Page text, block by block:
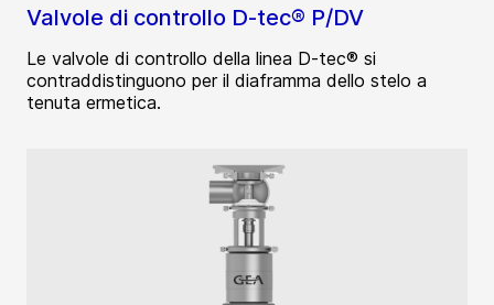
Valvole di controllo D-tec® P/DV
Le valvole di controllo della linea D-tec® si
contraddistinguono per il diaframma dello stelo a
tenuta ermetica.